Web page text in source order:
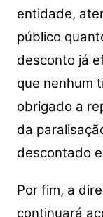
entidade,
público
desconto já
que nenhum
obrigado a
da
descontado
Por fim, a
continuará